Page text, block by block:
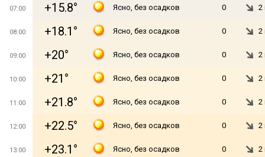
07:00 +15.8° Ясно, без осадков 0 2
08:00 +18.1° Ясно, без осадков 0 2
09:00 +20° Ясно, без осадков 0 2
10:00 +21° Ясно, без осадков 0 2
11:00 +21.8° Ясно, без осадков 0 2
12:00 +22.5° Ясно, без осадков 0 2
13:00 +23.1° Ясно, без осадков 0 2